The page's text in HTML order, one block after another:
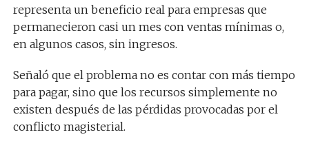
representa un beneficio real para empresas que
permanecieron casi un mes con ventas mínimas o,
en algunos casos, sin ingresos.
Señaló que el problema no es contar con más tiempo
para pagar, sino que los recursos simplemente no
existen después de las pérdidas provocadas por el
conflicto magisterial.